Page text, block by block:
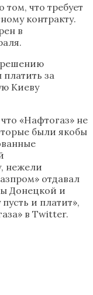
что требует
контракту.
в
решению
за
Киеву
«Нафтогаз» не
были якобы
нежели
отдавал
Донецкой и
пусть и платит»,
в Twitter.